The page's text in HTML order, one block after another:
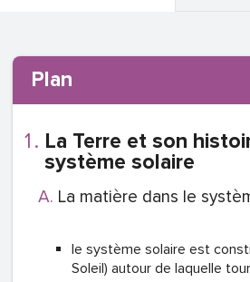
Plan
La Terre et son
système solaire
La matière dans le
le système solaire est
Soleil) autour de laquelle